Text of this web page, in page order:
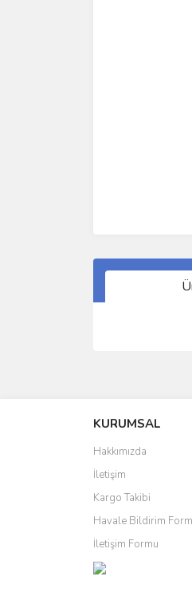
Ürün resmi
Ürün
Ürün
Ürün fiyatı
Bu ürüne
KURUMSAL
Hakkımızda
İletişim
Kargo Takibi
Havale Bildirim
İletişim Formu